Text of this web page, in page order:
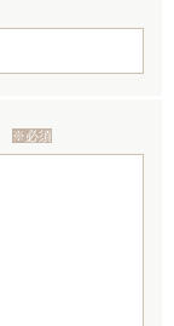
※必須